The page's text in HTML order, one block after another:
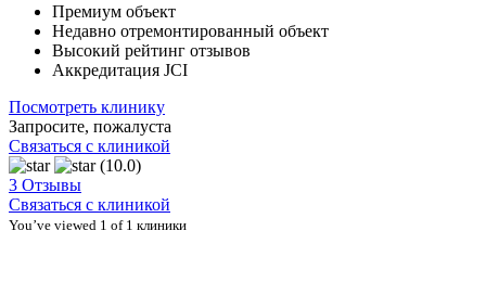
Премиум объект
Недавно отремонтированный объект
Высокий рейтинг отзывов
Аккредитация JCI
Посмотреть клинику
Запросите, пожалуста
Связаться с клиникой
(10.0)
3 Отзывы
Связаться с клиникой
You’ve viewed 1 of 1 клиники